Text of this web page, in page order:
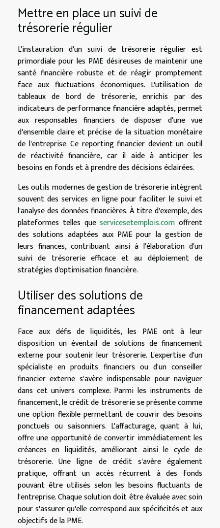
Mettre en place un suivi de
trésorerie régulier
L'instauration d'un suivi de trésorerie régulier est
primordiale pour les PME désireuses de maintenir une
santé financière robuste et de réagir promptement
face aux fluctuations économiques. L'utilisation de
tableaux de bord de trésorerie, enrichis par des
indicateurs de performance financière adaptés, permet
aux responsables financiers de disposer d'une vue
d'ensemble claire et précise de la situation monétaire
de l'entreprise. Ce reporting financier devient un outil
de réactivité financière, car il aide à anticiper les
besoins en fonds et à prendre des décisions éclairées.
Les outils modernes de gestion de trésorerie intègrent
souvent des services en ligne pour faciliter le suivi et
l'analyse des données financières. À titre d'exemple, des
plateformes telles queservicesetemplois.com offrent
des solutions adaptées aux PME pour la gestion de
leurs finances, contribuant ainsi à l'élaboration d'un
suivi de trésorerie efficace et au déploiement de
stratégies d'optimisation financière.
Utiliser des solutions de
financement adaptées
Face aux défis de liquidités, les PME ont à leur
disposition un éventail de solutions de financement
externe pour soutenir leur trésorerie. L'expertise d'un
spécialiste en produits financiers ou d'un conseiller
financier externe s'avère indispensable pour naviguer
dans cet univers complexe. Parmi les instruments de
financement, le crédit de trésorerie se présente comme
une option flexible permettant de couvrir des besoins
ponctuels ou saisonniers. L'affacturage, quant à lui,
offre une opportunité de convertir immédiatement les
créances en liquidités, améliorant ainsi le cycle de
trésorerie. Une ligne de crédit s'avère également
pratique, offrant un accès récurrent à des fonds
pouvant être utilisés selon les besoins fluctuants de
l'entreprise. Chaque solution doit être évaluée avec soin
pour s'assurer qu'elle correspond aux spécificités et aux
objectifs de la PME.